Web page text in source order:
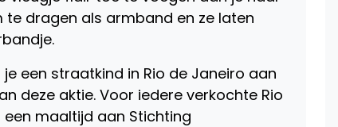
te dragen als armband en ze laten
een straatkind in Rio de Janeiro aan
deze aktie. Voor iedere verkochte Rio
maaltijd aan Stichting